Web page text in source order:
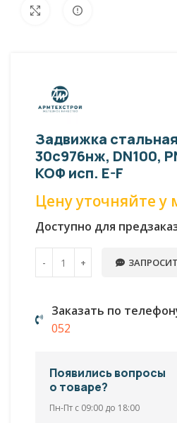
Увеличить
Задвижка
30с976нж, DN100,
КОФ исп. E-F
Цену уточняйте у
Доступно для
Заказать по
052
Появились вопросы
о товаре?
Пн-Пт с 09:00 до 18:00